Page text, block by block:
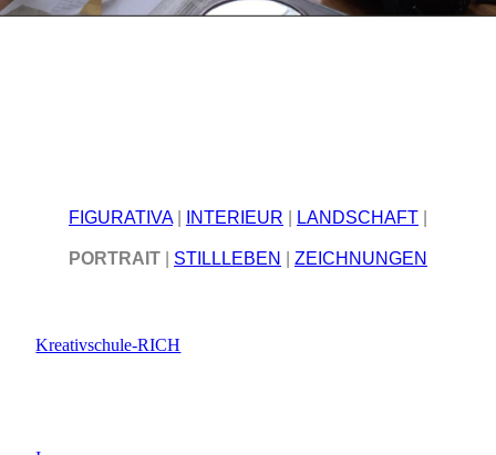
FIGURATIVA| INTERIEUR LANDSCHAFT
PORTRAIT STILLLEBEN ZEICHNUNGEN
Kreativschule-RICH